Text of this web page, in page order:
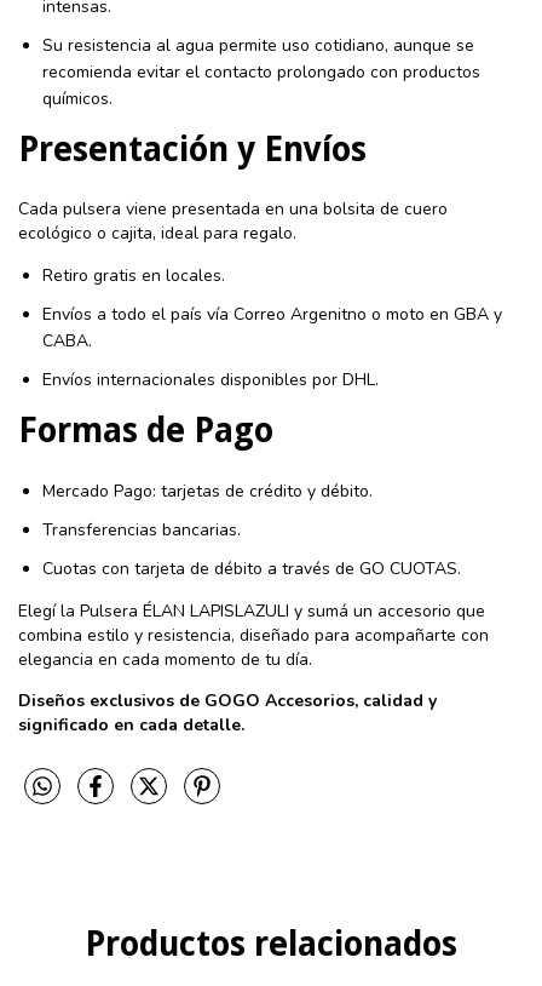
intensas.
Su resistencia al agua permite uso cotidiano, aunque se
recomienda evitar el contacto prolongado con productos
químicos.
Presentación y Envíos
Cada pulsera viene presentada en una bolsita de cuero
ecológico o cajita, ideal para regalo.
Retiro gratis en locales.
Envíos a todo el país vía Correo Argenitno o moto en GBA y
CABA.
Envíos internacionales disponibles por DHL.
Formas de Pago
Mercado Pago: tarjetas de crédito y débito.
Transferencias bancarias.
Cuotas con tarjeta de débito a través de GO CUOTAS.
Elegí la Pulsera ÉLAN LAPISLAZULI y sumá un accesorio que
combina estilo y resistencia, diseñado para acompañarte con
elegancia en cada momento de tu día.
Diseños exclusivos de GOGO Accesorios, calidad y
significado en cada detalle.
Productos relacionados